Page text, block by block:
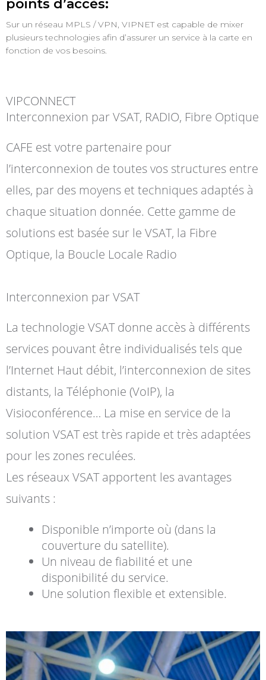
points d’accès:
Sur un réseau MPLS / VPN, VIPNET est capable de mixer
plusieurs technologies afin d’assurer un service à la carte en
fonction de vos besoins.
VIPCONNECT
Interconnexion par VSAT, RADIO, Fibre Optique
CAFE est votre partenaire pour
l’interconnexion de toutes vos structures entre
elles, par des moyens et techniques adaptés à
chaque situation donnée. Cette gamme de
solutions est basée sur le VSAT, la Fibre
Optique, la Boucle Locale Radio
Interconnexion par VSAT
La technologie VSAT donne accès à différents
services pouvant être individualisés tels que
l’Internet Haut débit, l’interconnexion de sites
distants, la Téléphonie (VoIP), la
Visioconférence… La mise en service de la
solution VSAT est très rapide et très adaptées
pour les zones reculées.
Les réseaux VSAT apportent les avantages
suivants :
Disponible n’importe où (dans la
couverture du satellite).
Un niveau de fiabilité et une
disponibilité du service.
Une solution flexible et extensible.